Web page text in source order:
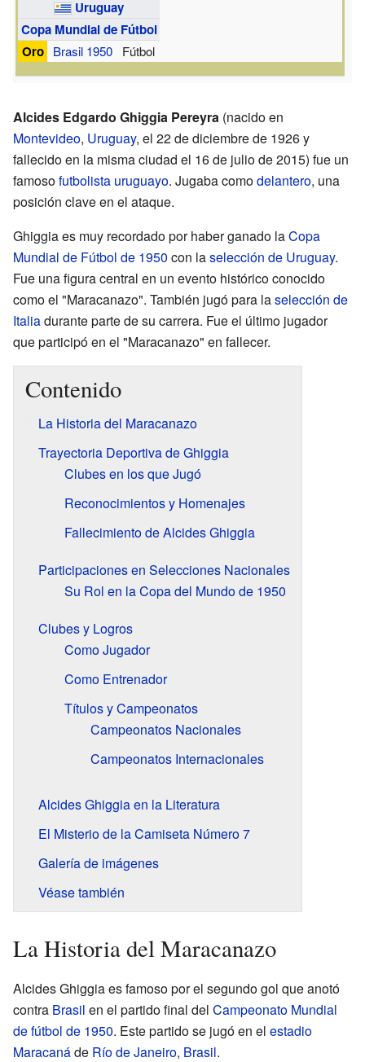
Uruguay
Copa Mundial de Fútbol
Oro Brasil 1950 Fútbol
Alcides Edgardo Ghiggia Pereyra (nacido en
Montevideo, Uruguay, el 22 de diciembre de 1926 y
fallecido en la misma ciudad el 16 de julio de 2015) fue un
famosofutbolista uruguayo. Jugaba comodelantero, una
posición clave en el ataque.
Ghiggia es muy recordado por haber ganado laCopa
Mundial de Fútbol de 1950 con laselección de Uruguay.
Fue una figura central en un evento histórico conocido
como el "Maracanazo". También jugó para laselección de
Italiadurante parte de su carrera. Fue el último jugador
que participó en el "Maracanazo" en fallecer.
Contenido
La Historia del Maracanazo
Trayectoria Deportiva de Ghiggia
Clubes en los que Jugó
Reconocimientos y Homenajes
Fallecimiento de Alcides Ghiggia
Participaciones en Selecciones Nacionales
Su Rol en la Copa del Mundo de 1950
Clubes y Logros
Como Jugador
Como Entrenador
Títulos y Campeonatos
Campeonatos Nacionales
Campeonatos Internacionales
Alcides Ghiggia en la Literatura
El Misterio de la Camiseta Número 7
Galería de imágenes
Véase también
La Historia del Maracanazo
Alcides Ghiggia es famoso por el segundo gol que anotó
contra Brasil en el partido final del Campeonato Mundial
de fútbol de 1950. Este partido se jugó en el estadio
Maracanáde Río de Janeiro, Brasil.